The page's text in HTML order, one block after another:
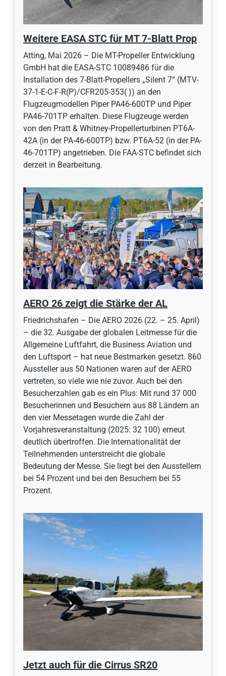
Weitere EASA STC für MT 7-Blatt Prop
Atting, Mai 2026 – Die MT-Propeller Entwicklung
GmbH hat die EASA-STC 10089486 für die
Installation des 7-Blatt-Propellers „Silent 7“ (MTV-
37-1-E-C-F-R(P)/CFR205-353( )) an den
Flugzeugmodellen Piper PA46-600TP und Piper
PA46-701TP erhalten. Diese Flugzeuge werden
von den Pratt & Whitney-Propellerturbinen PT6A-
42A (in der PA-46-600TP) bzw. PT6A-52 (in der PA-
46-701TP) angetrieben. Die FAA-STC befindet sich
derzeit in Bearbeitung.
AERO 26 zeigt die Stärke der AL
Friedrichshafen – Die AERO 2026 (22. – 25. April)
– die 32. Ausgabe der globalen Leitmesse für die
Allgemeine Luftfahrt, die Business Aviation und
den Luftsport – hat neue Bestmarken gesetzt. 860
Aussteller aus 50 Nationen waren auf der AERO
vertreten, so viele wie nie zuvor. Auch bei den
Besucherzahlen gab es ein Plus: Mit rund 37 000
Besucherinnen und Besuchern aus 88 Ländern an
den vier Messetagen wurde die Zahl der
Vorjahresveranstaltung (2025: 32 100) erneut
deutlich übertroffen. Die Internationalität der
Teilnehmenden unterstreicht die globale
Bedeutung der Messe. Sie liegt bei den Ausstellern
bei 54 Prozent und bei den Besuchern bei 55
Prozent.
Jetzt auch für die Cirrus SR20